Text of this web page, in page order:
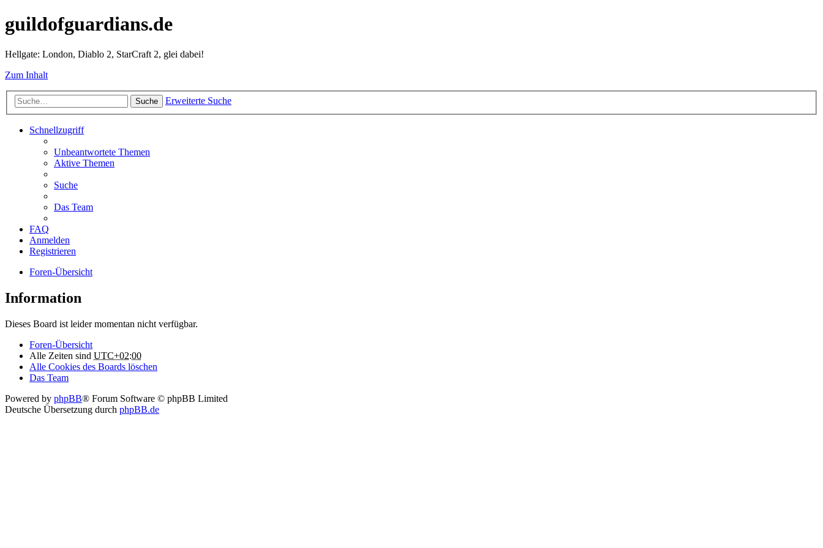
guildofguardians.de
Hellgate: London, Diablo 2, StarCraft 2, glei dabei!
Zum Inhalt
Suche Erweiterte Suche
Schnellzugriff
Unbeantwortete Themen
Aktive Themen
Suche
Das Team
FAQ
Anmelden
Registrieren
Foren-Übersicht
Information
Dieses Board ist leider momentan nicht verfügbar.
Foren-Übersicht
Alle Zeiten sind UTC+02:00
Alle Cookies des Boards löschen
Das Team
Powered by phpBB® Forum Software © phpBB Limited
Deutsche Übersetzung durch phpBB.de